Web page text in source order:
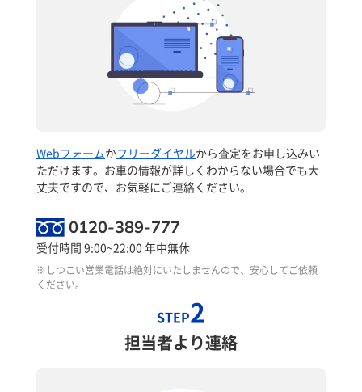
Webフォームかフリーダイヤルから査定をお申し込みい
ただけます。お車の情報が詳しくわからない場合でも大
丈夫ですので、お気軽にご連絡ください。
0120-389-777
受付時間 9:00~22:00 年中無休
※しつこい営業電話は絶対にいたしませんので、安心してご依頼
ください。
STEP2
担当者より連絡